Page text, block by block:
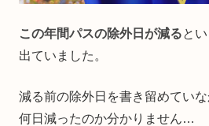
この年間パスの除外日が減ると
出ていました。
減る前の除外日を書き留めてい
何日減ったのか分かりません…